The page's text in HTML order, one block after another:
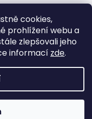
cookies,
prohlížení webu a
zlepšovali jeho
informací zde.
zdarma!
perfektní!